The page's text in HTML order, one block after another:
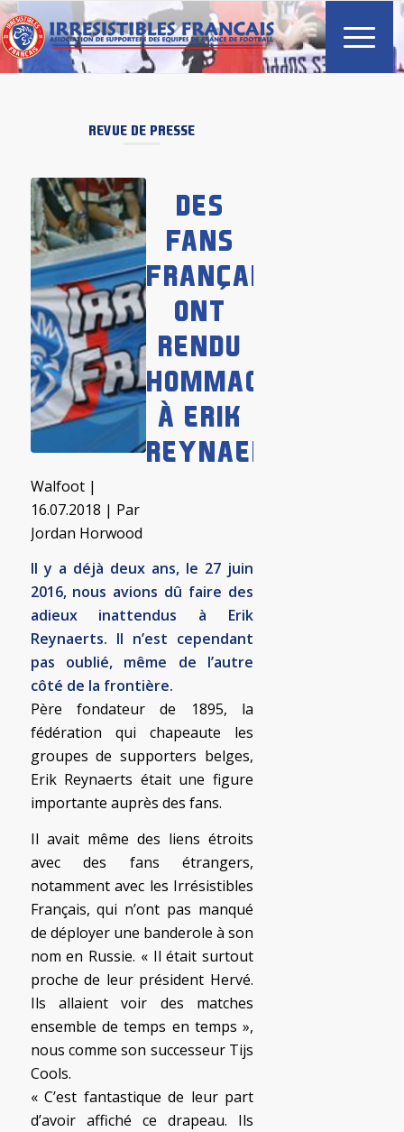
REVUE DE PRESSE
DES
FANS
FRANÇAIS
ONT
RENDU
HOMMAGE
À ERIK
REYNAERTS
Walfoot|
16.07.2018 | Par
Jordan Horwood
Il y a déjà deux ans, le 27 juin
2016, nous avions dû faire des
adieux inattendus à Erik
Reynaerts. Il n’est cependant
pas oublié, même de l’autre
côté de la frontière.
Père fondateur de 1895, la
fédération qui chapeaute les
groupes de supporters belges,
Erik Reynaerts était une figure
importante auprès des fans.
Il avait même des liens étroits
avec des fans étrangers,
notamment avec les Irrésistibles
Français, qui n’ont pas manqué
de déployer une banderole à son
nom en Russie. « Il était surtout
proche de leur président Hervé.
Ils allaient voir des matches
ensemble de temps en temps »,
nous comme son successeur Tijs
Cools.
« C’est fantastique de leur part
d’avoir affiché ce drapeau. Ils